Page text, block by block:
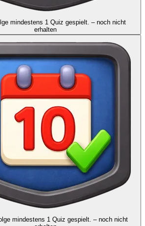
mindestens 1 Quiz gespielt. – noch nicht
erhalten
mindestens 1 Quiz gespielt. – noch nicht